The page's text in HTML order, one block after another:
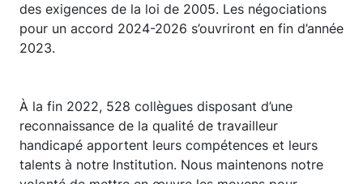
des exigences de la loi de 2005. Les négociations
pour un accord 2024-2026 s’ouvriront en fin d’année
2023.
À la fin 2022, 528 collègues disposant d’une
reconnaissance de la qualité de travailleur
handicapé apportent leurs compétences et leurs
talents à notre Institution. Nous maintenons notre